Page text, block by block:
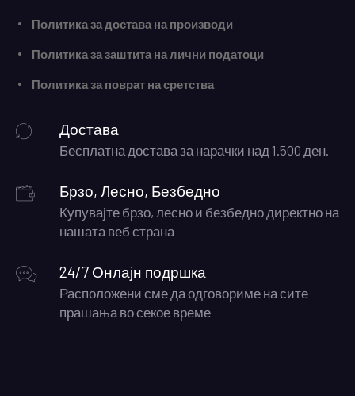
Политика за достава на производи
Политика за заштита на лични податоци
Политика за поврат на сретства
Достава
Бесплатна достава за нарачки над 1.500 ден.
Брзо, Лесно, Безбедно
Купувајте брзо, лесно и безбедно директно на
нашата веб страна
24/7 Онлајн подршка
Расположени сме да одговориме на сите
прашања во секое време